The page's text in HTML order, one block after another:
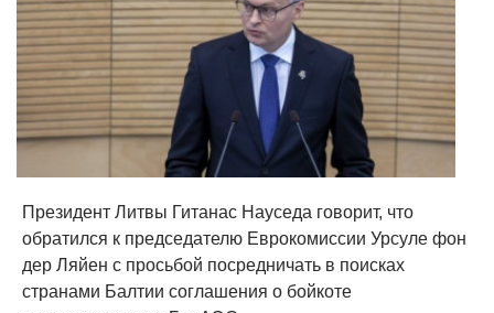
Президент Литвы Гитанас Науседа говорит, что
обратился к председателю Еврокомиссии Урсуле фон
дер Ляйен с просьбой посредничать в поисках
странами Балтии соглашения о бойкоте